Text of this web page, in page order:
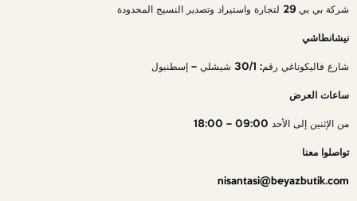
شركة بي بي 29 لتجارة واستيراد وتصدير النسيج المحدودة
نيشانطاشي
شارع فاليكوناغي رقم: 30/1 شيشلي – إسطنبول
ساعات العرض
من الإثنين إلى الأحد 09:00 – 18:00
تواصلوا معنا
nisantasi@beyazbutik.com